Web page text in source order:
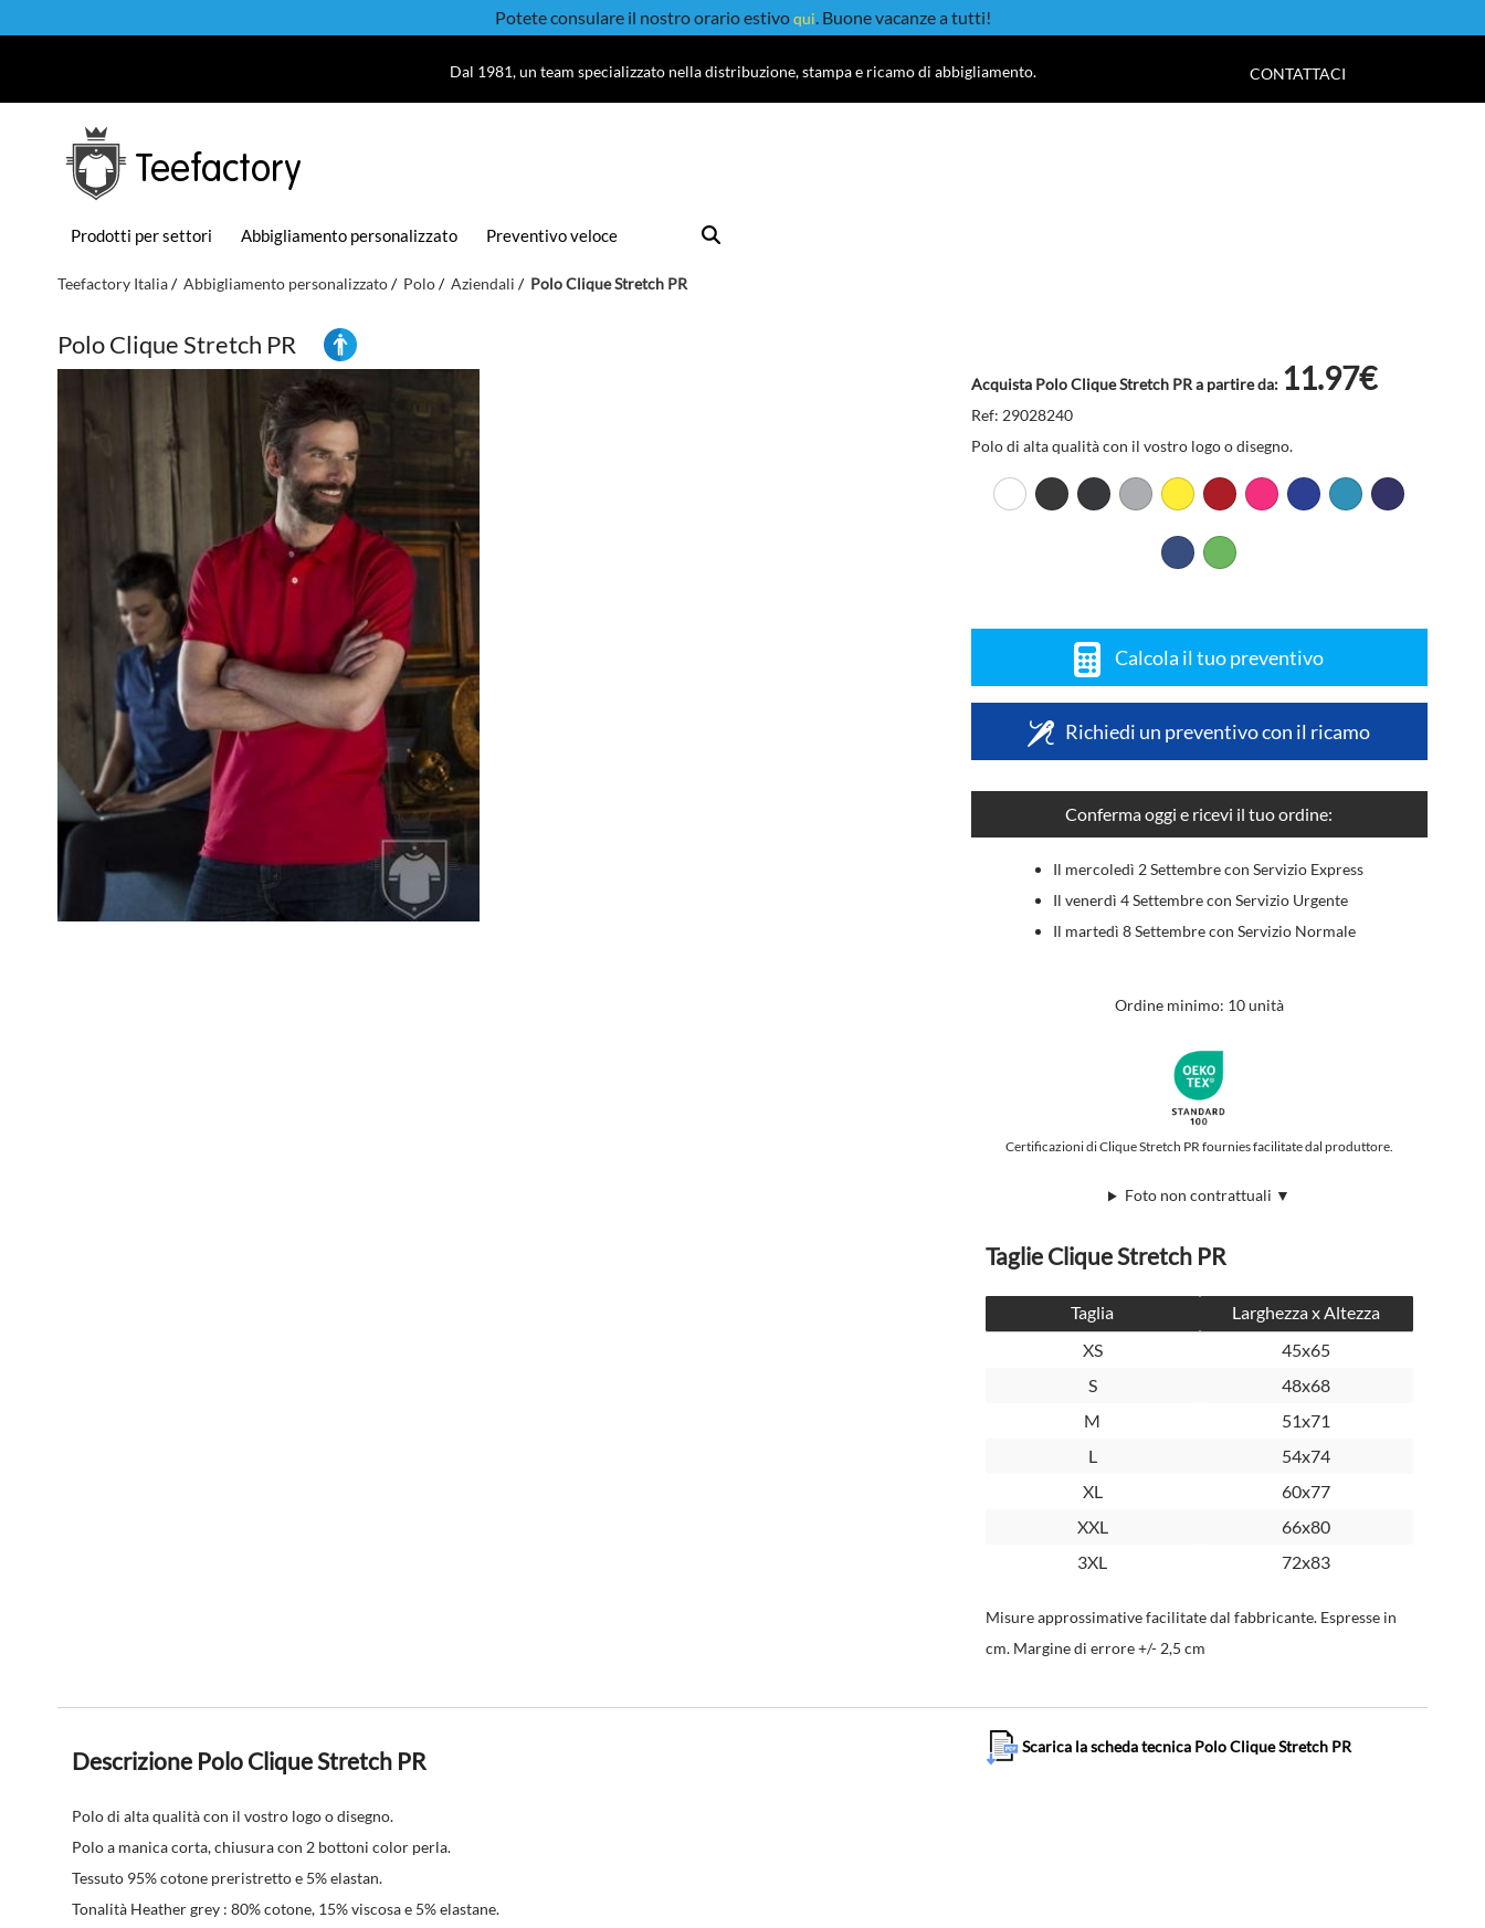
Potete consulare il nostro orario estivoqui. Buone vacanze a tutti!
Dal 1981, un team specializzato nella distribuzione, stampa e ricamo di abbigliamento. CONTATTACI
Teefactory
Prodotti per settori Abbigliamento personalizzato Preventivo veloce
Teefactory Italia Abbigliamento personalizzato Polo Aziendali Polo Clique Stretch PR
Polo Clique Stretch PR
Acquista Polo Clique Stretch PR a partire da: 11.97€
Ref: 29028240
Polo di alta qualità con il vostro logo o disegno.
Calcola il tuo preventivo
Richiedi un preventivo con il ricamo
Conferma oggi e ricevi il tuo ordine:
Il mercoledì 2 Settembre con Servizio Express
Il venerdì 4 Settembre con Servizio Urgente
Il martedì 8 Settembre con Servizio Normale
Ordine minimo: 10 unità
Certificazioni di Clique Stretch PR fournies facilitate dal produttore.
Foto non contrattuali ▼
Taglie Clique Stretch PR
Taglia
Larghezza x Altezza
XS
45x65
S
48x68
M
51x71
L
54x74
XL
60x77
XXL
66x80
3XL
72x83
Misure approssimative facilitate dal fabbricante. Espresse in
cm. Margine di errore +/- 2,5 cm
Descrizione Polo Clique Stretch PR
Polo di alta qualità con il vostro logo o disegno.
Polo a manica corta, chiusura con 2 bottoni color perla.
Tessuto 95% cotone preristretto e 5% elastan.
Tonalità Heather grey : 80% cotone, 15% viscosa e 5% elastane.
Scarica la scheda tecnica Polo Clique Stretch PR